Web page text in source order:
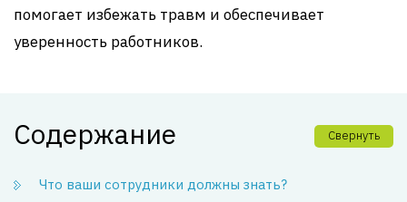
помогает избежать травм и обеспечивает
уверенность работников.
Содержание Свернуть
Что ваши сотрудники должны знать?